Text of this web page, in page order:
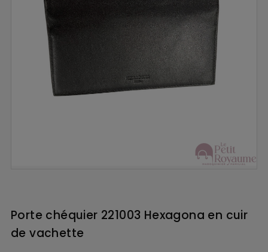
Porte chéquier 221003 Hexagona en cuir
de vachette